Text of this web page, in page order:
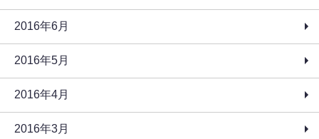
2016年6月
2016年5月
2016年4月
2016年3月